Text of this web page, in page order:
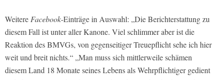
Weitere Facebook-Einträge in Auswahl: „Die Berichterstattung zu
diesem Fall ist unter aller Kanone. Viel schlimmer aber ist die
Reaktion des BMVGs, von gegenseitiger Treuepflicht sehe ich hier
weit und breit nichts.“ „Man muss sich mittlerweile schämen
diesem Land 18 Monate seines Lebens als Wehrpflichtiger gedient